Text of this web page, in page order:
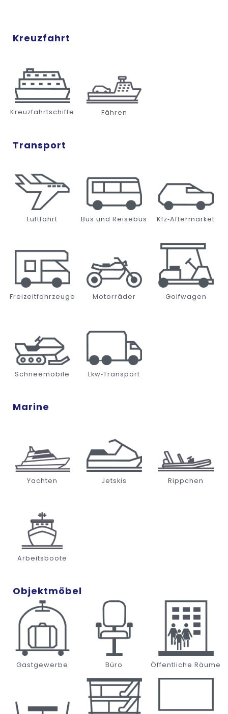
Kreuzfahrt
Kreuzfahrtschiffe Fähren
Transport
Luftfahrt Bus und Reisebus Kfz‑Aftermarket
Freizeitfahrzeuge Motorräder Golfwagen
Schneemobile Lkw‑Transport
Marine
Yachten Jetskis Rippchen
Arbeitsboote
Objektmöbel
Gastgewerbe Büro Öffentliche Räume